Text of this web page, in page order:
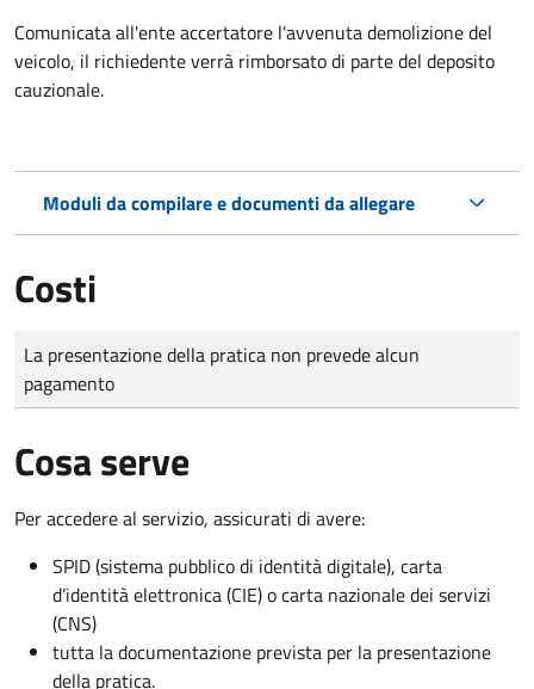
Comunicata all'ente accertatore l'avvenuta demolizione del
veicolo, il richiedente verrà rimborsato di parte del deposito
cauzionale.
Moduli da compilare e documenti da allegare
Costi
Tipo di pagamento
Importo
La presentazione della pratica non prevede alcun
pagamento
Cosa serve
Per accedere al servizio, assicurati di avere:
SPID (sistema pubblico di identità digitale), carta
d’identità elettronica (CIE) o carta nazionale dei servizi
(CNS)
tutta la documentazione prevista per la presentazione
della pratica.